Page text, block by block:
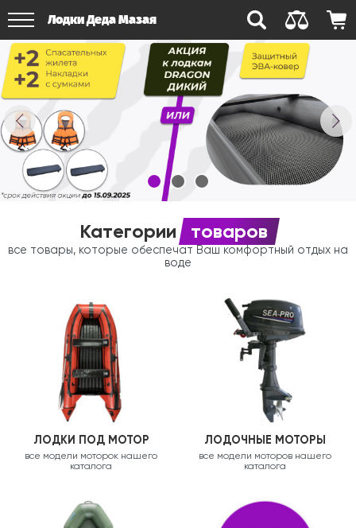
Лодки Деда Мазая
Категории товаров
все товары, которые обеспечат Ваш комфортный отдых на
воде
ЛОДКИ ПОД МОТОР
все модели моторок нашего
каталога
ЛОДОЧНЫЕ МОТОРЫ
все модели моторов нашего
каталога